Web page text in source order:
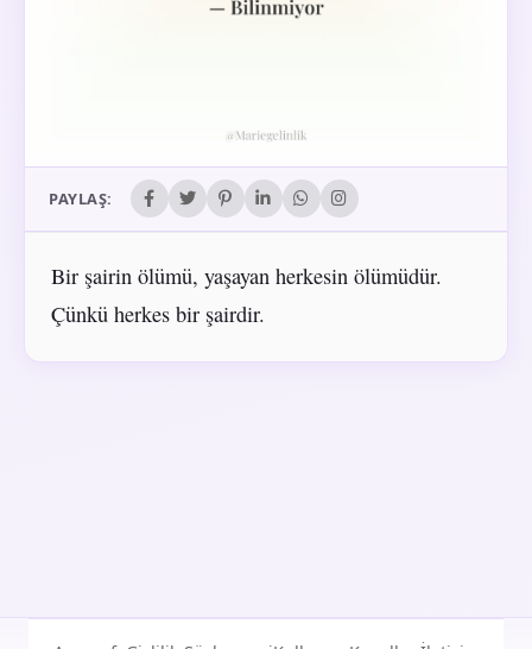
PAYLAŞ:
Bir şairin ölümü, yaşayan herkesin ölümüdür.
Çünkü herkes bir şairdir.